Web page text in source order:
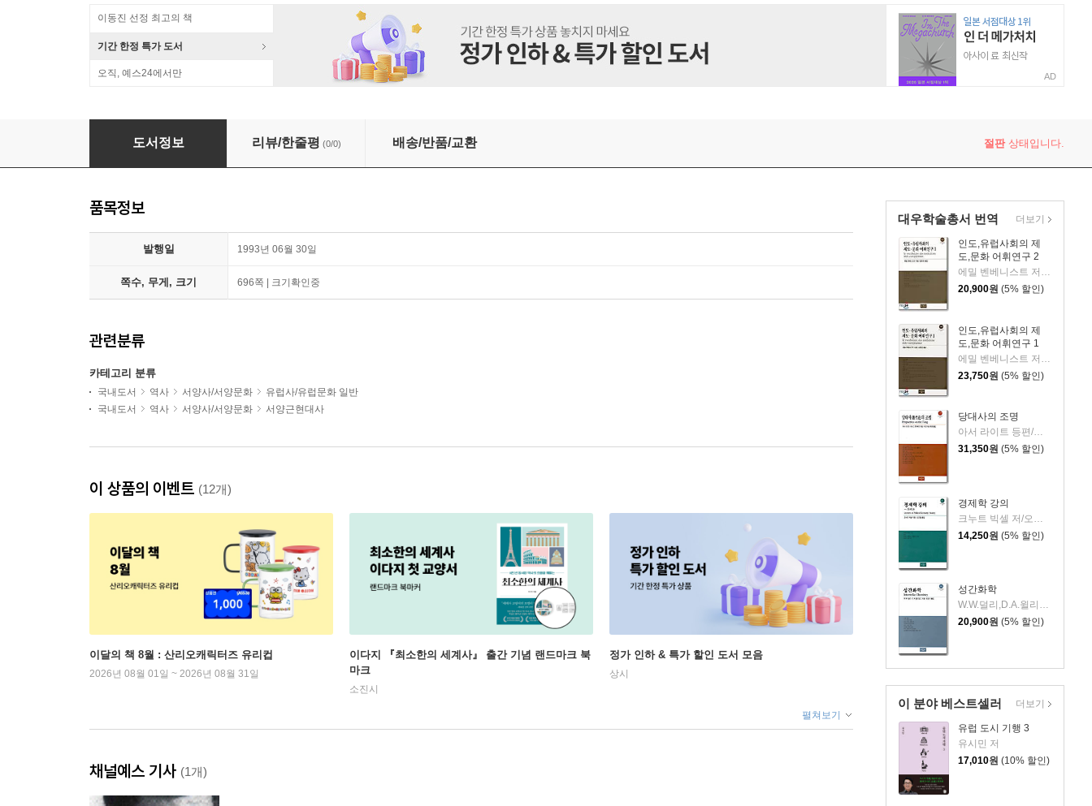
이동진 선정 최고의 책
기간 한정 특가 도서
오직, 예스24에서만 AD
프랑스 혁명의 지적 기원
도서정보 리뷰/한줄평 (0/0) 배송/반품/교환 절판상태입니다.
대우학술총서 번역
인도,유럽사회의 제
도,문화 어휘연구 2
에밀 벤베니스트 저/김현권 역
20,900원 (5% 할인)
인도,유럽사회의 제
도,문화 어휘연구 1
에밀 벤베니스트 저/김현권 역
23,750원 (5% 할인)
당대사의 조명
아서 라이트 등편/위진수당사학회 역
31,350원 (5% 할인)
경제학 강의
크누트 빅셀 저/오근엽 역
14,250원 (5% 할인)
성간화학
20,900원 (5% 할인)
더보기
이 분야 베스트셀러
유럽 도시 기행 3
유시민 저
17,010원 (10% 할인)
더보기
품목정보
발행일 1993년 06월 30일
쪽수, 무게, 크기 696쪽 | 크기확인중
관련분류
카테고리 분류
국내도서 역사 서양사/서양문화
유럽사/유럽문화 일반
국내도서
역사 서양사/서양문화 서양근현대사
이 상품의 이벤트 (12개)
이달의 책 8월 : 산리오캐릭터즈 유리컵
2026년 08월 01일 ~ 2026년 08월 31일
이다지 『최소한의 세계사』 출간 기념 랜드마크 북
마크
소진시
정가 인하 & 특가 할인 도서 모음
상시
펼쳐보기
채널예스 기사 (1개)